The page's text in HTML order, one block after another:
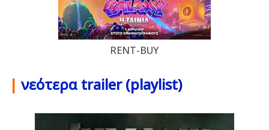
RENT-BUY
| νεότερα trailer (playlist)